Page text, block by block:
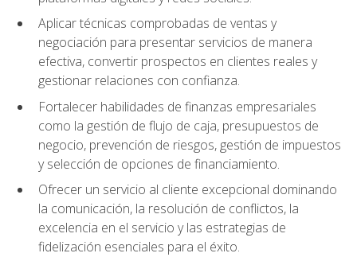
Aplicar técnicas comprobadas de ventas y
negociación para presentar servicios de manera
efectiva, convertir prospectos en clientes reales y
gestionar relaciones con confianza.
Fortalecer habilidades de finanzas empresariales
como la gestión de flujo de caja, presupuestos de
negocio, prevención de riesgos, gestión de impuestos
y selección de opciones de financiamiento.
Ofrecer un servicio al cliente excepcional dominando
la comunicación, la resolución de conflictos, la
excelencia en el servicio y las estrategias de
fidelización esenciales para el éxito.